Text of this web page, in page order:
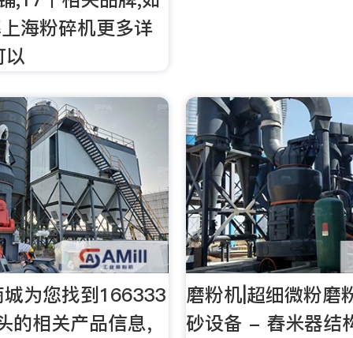
海粉碎机更多详
以
为您找到166333
的相关产品信息，
磨粉机|超细微粉磨
砂设备 - 舂米器结